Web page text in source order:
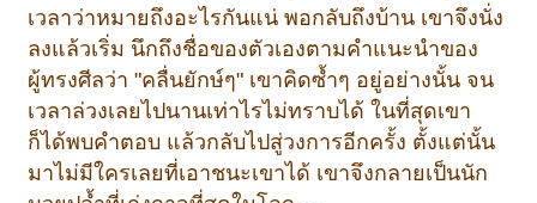
เวลาว่าหมายถึงอะไรกันแน่ พอกลับถึงบ้าน เขาจึงนั่ง
ลงแล้วเริ่ม นึกถึงชื่อของตัวเองตามคำแนะนำของ
ผู้ทรงศีลว่า "คลื่นยักษ์ๆ" เขาคิดซ้ำๆ อยู่อย่างนั้น จน
เวลาล่วงเลยไปนานเท่าไรไม่ทราบได้ ในที่สุดเขา
ก็ได้พบคำตอบ แล้วกลับไปสู่วงการอีกครั้ง ตั้งแต่นั้น
มาไม่มีใครเลยที่เอาชนะเขาได้ เขาจึงกลายเป็นนัก